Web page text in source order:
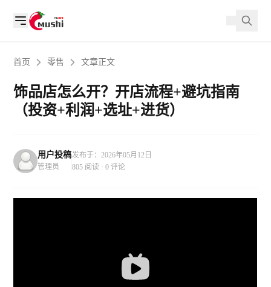
首页 零售 文章正文
饰品店怎么开？开店流程+避坑指南
（投资+利润+选址+进货）
用户投稿
管理员
发布于：2026年05月12日
805 阅读 · 0 评论